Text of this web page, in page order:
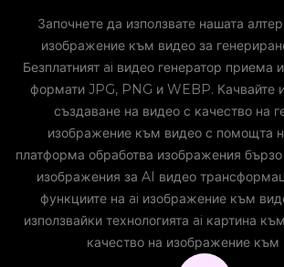
Започнете да използвате нашата
изображение към видео за
Безплатният ai видео генератор приема
формати JPG, PNG и WEBP. Качвайте
създаване на видео с качество на
изображение към видео с помощта
платформа обработва изображения бързо
изображения за AI видео
функциите на ai изображение към
използвайки технологията ai картина
качество на изображение към